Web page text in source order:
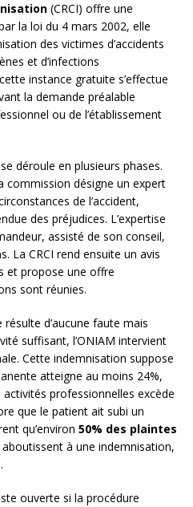
(CRCI) offre une
la loi du 4 mars 2002, elle
des victimes d’accidents
et d’infections
instance gratuite s’effectue
la demande préalable
ou de l’établissement
déroule en plusieurs phases.
commission désigne un expert
de l’accident,
des préjudices. L’expertise
assisté de son conseil,
La CRCI rend ensuite un avis
et propose une offre
sont réunies.
résulte d’aucune faute mais
suffisant, l’ONIAM intervient
Cette indemnisation suppose
atteigne au moins 24%,
professionnelles excède
que le patient ait subi un
qu’environ 50% des plaintes
à une indemnisation,
ouverte si la procédure